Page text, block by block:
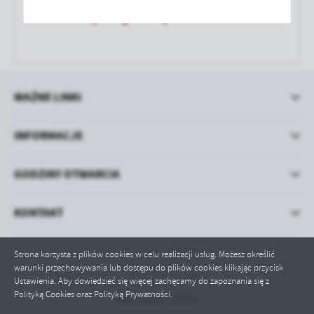
Strona korzysta z plików cookies w celu realizacji usług. Możesz określić
warunki przechowywania lub dostępu do plików cookies klikając przycisk
Ustawienia. Aby dowiedzieć się więcej zachęcamy do zapoznania się z
Polityką Cookies oraz Polityką Prywatności.
WAŻNE LINKI
INFORMACJE
GODZINY OTWARCIA
KONTAKT
Odwiedzin: 197438